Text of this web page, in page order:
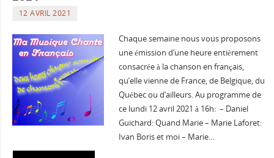
12 AVRIL 2021
Chaque semaine nous vous proposons
une émission d’une heure entièrement
consacrée à la chanson en français,
qu’elle vienne de France, de Belgique, du
Québec ou d’ailleurs. Au programme de
ce lundi 12 avril 2021 à 16h: – Daniel
Guichard: Quand Marie – Marie Laforet:
Ivan Boris et moi – Marie…